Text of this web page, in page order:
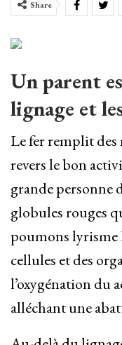
Share
Un parent
lignage et
Le fer remplit
revers le bon
grande personne
globules rouges
poumons lyrisme
cellules et des
l’oxygénation du
alléchant une